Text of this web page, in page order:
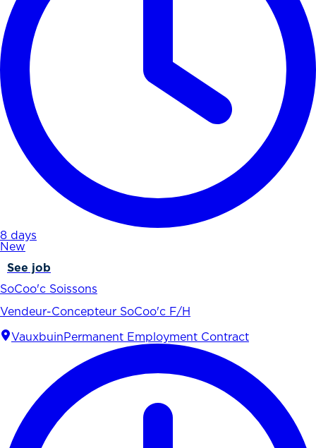
8 days
New
See job
SoCoo'c Soissons
Vendeur-Concepteur SoCoo'c F/H
Vauxbuin Permanent Employment Contract